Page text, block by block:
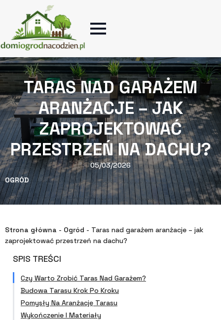
TARAS NAD GARAŻEM
ARANŻACJE – JAK
ZAPROJEKTOWAĆ
PRZESTRZEŃ NA DACHU?
05/03/2026
OGRÓD
Strona główna - Ogród - Taras nad garażem aranżacje – jak
zaprojektować przestrzeń na dachu?
SPIS TREŚCI
Czy Warto Zrobić Taras Nad Garażem?
Budowa Tarasu Krok Po Kroku
Pomysły Na Aranżację Tarasu
Wykończenie I Materiały